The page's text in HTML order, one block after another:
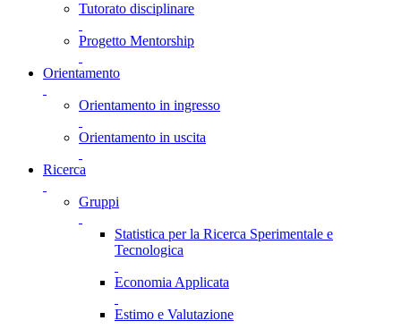
Tutorato disciplinare
Progetto Mentorship
Orientamento
Orientamento in ingresso
Orientamento in uscita
Ricerca
Gruppi
Statistica per la Ricerca Sperimentale e
Tecnologica
Economia Applicata
Estimo e Valutazione